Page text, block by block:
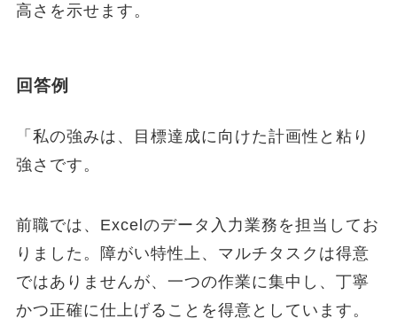
高さを示せます。
回答例
「私の強みは、目標達成に向けた計画性と粘り
強さです。
前職では、Excelのデータ入力業務を担当してお
りました。障がい特性上、マルチタスクは得意
ではありませんが、一つの作業に集中し、丁寧
かつ正確に仕上げることを得意としています。